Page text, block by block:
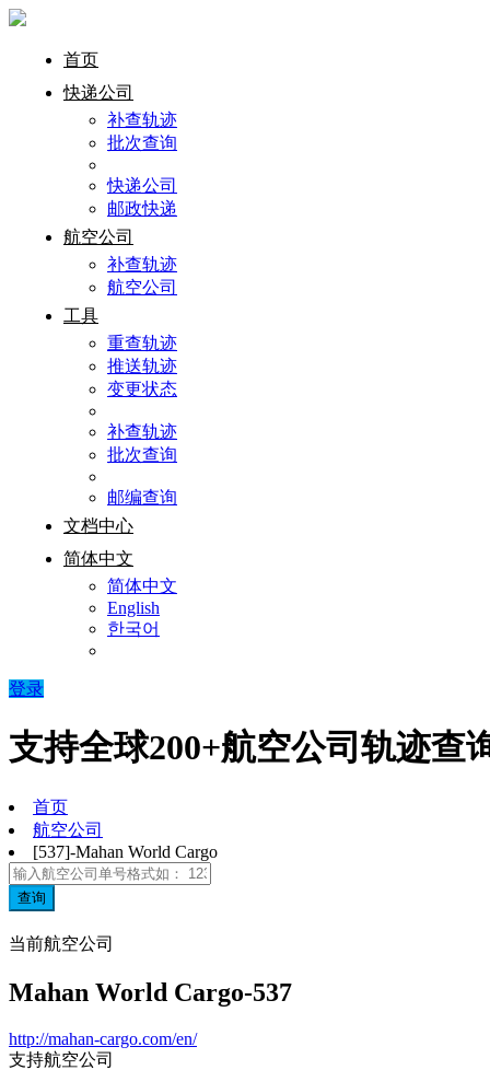
首页
快递公司
补查轨迹
批次查询
快递公司
邮政快递
航空公司
补查轨迹
航空公司
工具
重查轨迹
推送轨迹
变更状态
补查轨迹
批次查询
邮编查询
文档中心
简体中文
简体中文
English
한국어
登录
支持全球200+航空公司轨迹查
首页
航空公司
[537]-Mahan World Cargo
查询
当前航空公司
Mahan World Cargo-537
http://mahan-cargo.com/en/
支持航空公司